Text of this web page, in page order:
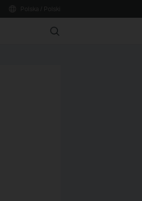
Search